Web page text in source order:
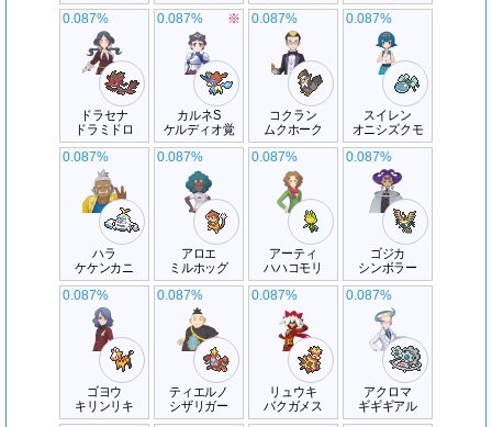
ドラセナ
ドラミドロ
0.087%
カルネS
ケルディオ覚
0.087% ※
コクラン
ムクホーク
0.087%
スイレン
オニシズクモ
0.087%
ハラ
ケケンカニ
0.087%
アロエ
ミルホッグ
0.087%
アーティ
ハハコモリ
0.087%
ゴジカ
シンボラー
0.087%
ゴヨウ
キリンリキ
0.087%
ティエルノ
シザリガー
0.087%
リュウキ
バクガメス
0.087%
アクロマ
ギギギアル
0.087%